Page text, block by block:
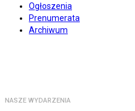
Ogłoszenia
Prenumerata
Archiwum
NASZE WYDARZENIA